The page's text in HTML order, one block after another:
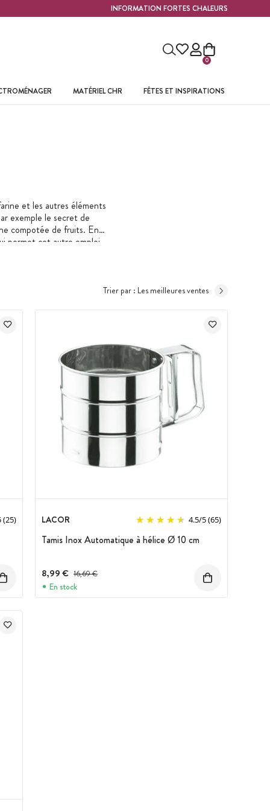
INFORMATION FORTES CHALEURS
0
MATÉRIEL CHR FÊTES ET INSPIRATIONS
et les autres éléments
exemple le secret de
compotée de fruits. En
permet cet autre emploi
Trier par : Les meilleures ventes
(25) LACOR 4.5/5(65)
Tamis Inox Automatique à hélice Ø 10 cm
8,99 € Prix avant réduction :
16,69 €
En stock